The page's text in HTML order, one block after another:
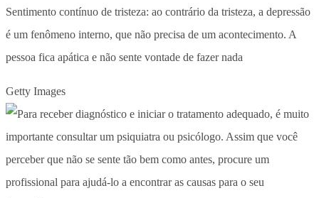
Sentimento contínuo de tristeza: ao contrário da tristeza, a depressão
é um fenômeno interno, que não precisa de um acontecimento. A
pessoa fica apática e não sente vontade de fazer nada
Getty Images